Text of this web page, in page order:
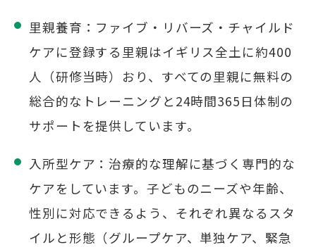
里親養育：ファイブ・リバーズ・チャイルド
ケアに登録する里親はイギリス全土に約400
人（研修当時）おり、すべての里親に無料の
総合的なトレーニングと24時間365日体制の
サポートを提供しています。
入所型ケア：治療的な理解に基づく専門的な
ケアをしています。子どものニーズや年齢、
性別に対応できるよう、それぞれ異なるスタ
イルと形態（グループケア、単独ケア、緊急